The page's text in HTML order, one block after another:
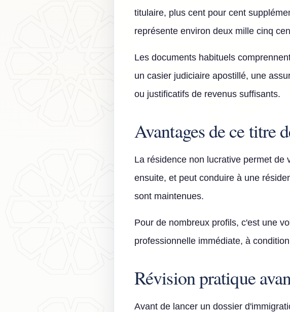
titulaire, plus cent pour cent
représente environ deux mille cinq
Les documents habituels
un casier judiciaire apostillé, une
ou justificatifs de revenus suffisants.
Avantages de ce titre
La résidence non lucrative permet de
ensuite, et peut conduire à une
sont maintenues.
Pour de nombreux profils, c'est une
professionnelle immédiate, à
Révision pratique
Avant de lancer un dossier